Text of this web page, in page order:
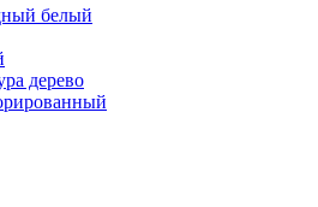
белый
дерево